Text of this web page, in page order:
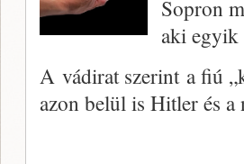
Sopron
aki egyik
A vádirat szerint a fiú
azon belül is Hitler és a